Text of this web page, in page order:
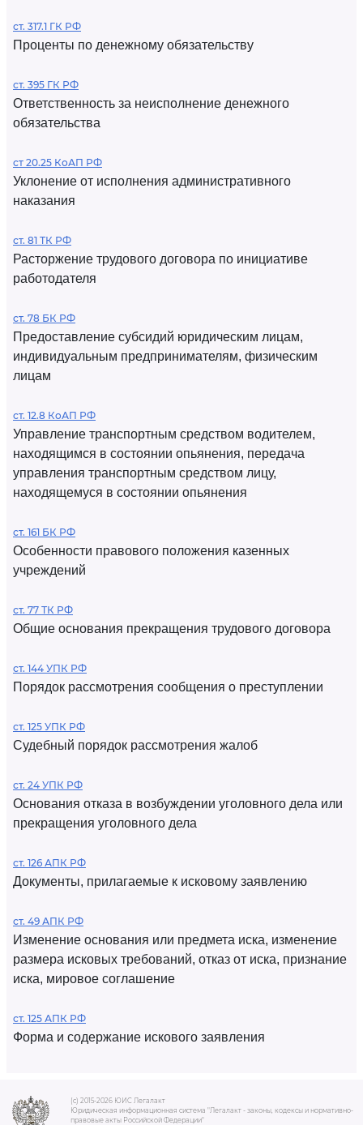
ст. 317.1 ГК РФ
Проценты по денежному обязательству
ст. 395 ГК РФ
Ответственность за неисполнение денежного
обязательства
ст 20.25 КоАП РФ
Уклонение от исполнения административного
наказания
ст. 81 ТК РФ
Расторжение трудового договора по инициативе
работодателя
ст. 78 БК РФ
Предоставление субсидий юридическим лицам,
индивидуальным предпринимателям, физическим
лицам
ст. 12.8 КоАП РФ
Управление транспортным средством водителем,
находящимся в состоянии опьянения, передача
управления транспортным средством лицу,
находящемуся в состоянии опьянения
ст. 161 БК РФ
Особенности правового положения казенных
учреждений
ст. 77 ТК РФ
Общие основания прекращения трудового договора
ст. 144 УПК РФ
Порядок рассмотрения сообщения о преступлении
ст. 125 УПК РФ
Судебный порядок рассмотрения жалоб
ст. 24 УПК РФ
Основания отказа в возбуждении уголовного дела или
прекращения уголовного дела
ст. 126 АПК РФ
Документы, прилагаемые к исковому заявлению
ст. 49 АПК РФ
Изменение основания или предмета иска, изменение
размера исковых требований, отказ от иска, признание
иска, мировое соглашение
ст. 125 АПК РФ
Форма и содержание искового заявления
(c) 2015-2026 ЮИС Легалакт
Юридическая информационная система "Легалакт - законы, кодексы и нормативно-
правовые акты Российской Федерации"